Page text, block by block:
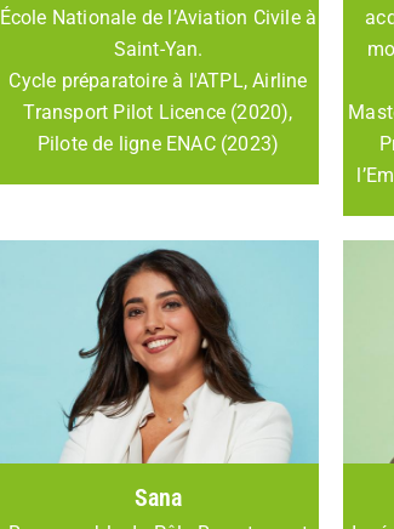
École Nationale de l’Aviation Civile à
Saint-Yan.
Cycle préparatoire à l'ATPL, Airline
Transport Pilot Licence (2020),
Pilote de ligne ENAC (2023)
Sana